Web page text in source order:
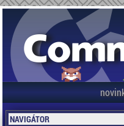
NAVIGÁTOR